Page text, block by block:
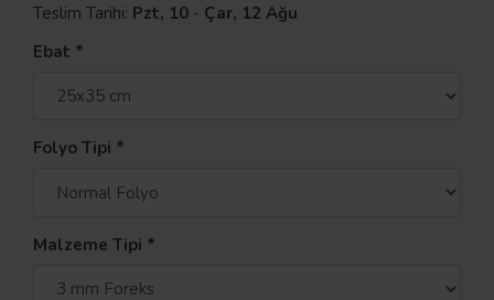
Teslim Tarihi: Pzt, 10 - Çar, 12 Ağu
Ebat
Folyo Tipi
Malzeme Tipi